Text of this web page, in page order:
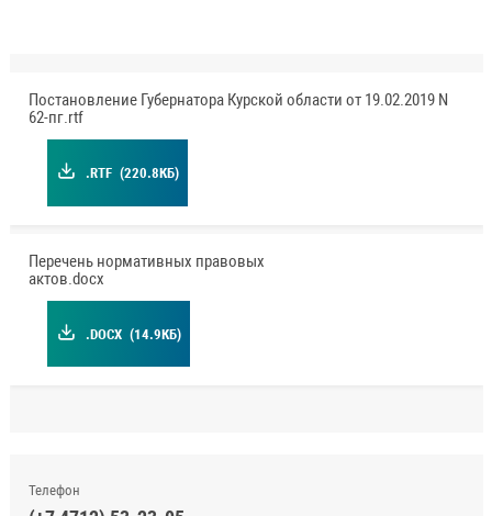
Постановление Губернатора Курской области от 19.02.2019 N
62-пг.rtf
.RTF (220.8КБ)
Перечень нормативных правовых
актов.docx
.DOCX (14.9КБ)
Телефон